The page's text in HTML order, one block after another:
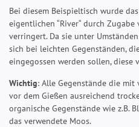
Bei diesem Beispieltisch wurde
eigentlichen “River“ durch
verringert. Da sie unter
sich bei leichten Gegenständen,
eingegossen werden sollen, diese
Wichtig: Alle Gegenstände die mit
vor dem Gießen ausreichend
organische Gegenstände wie z.B.
das verwendete Moos.